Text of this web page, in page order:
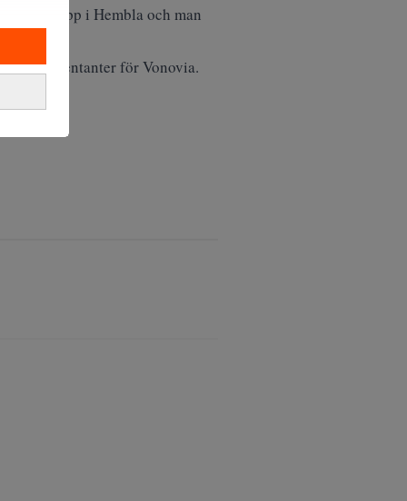
flaggat upp i Hembla och man
representanter för Vonovia.